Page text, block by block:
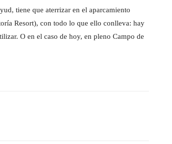
tiene que aterrizar en el aparcamiento
Resort), con todo lo que ello conlleva: hay
O en el caso de hoy, en pleno Campo de